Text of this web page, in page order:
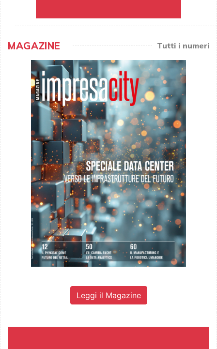
MAGAZINE Tutti i numeri
Leggi il Magazine